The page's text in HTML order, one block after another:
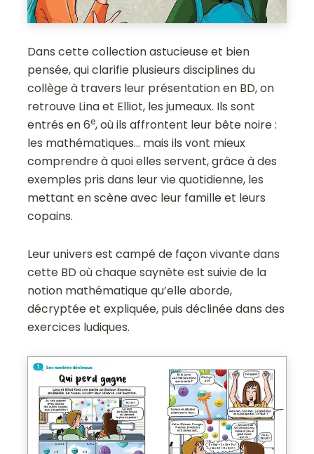
Dans cette collection astucieuse et bien
pensée, qui clarifie plusieurs disciplines du
collège à travers leur présentation en BD, on
retrouve Lina et Elliot, les jumeaux. Ils sont
entrés en 6e, où ils affrontent leur bête noire :
les mathématiques… mais ils vont mieux
comprendre à quoi elles servent, grâce à des
exemples pris dans leur vie quotidienne, les
mettant en scène avec leur famille et leurs
copains.
Leur univers est campé de façon vivante dans
cette BD où chaque saynète est suivie de la
notion mathématique qu’elle aborde,
décryptée et expliquée, puis déclinée dans des
exercices ludiques.